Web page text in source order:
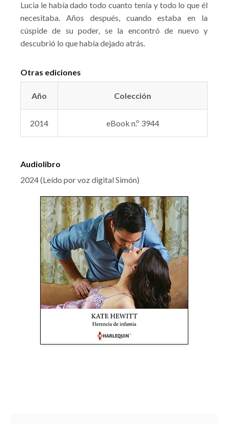
Lucia le había dado todo cuanto tenía y todo lo que él
necesitaba. Años después, cuando estaba en la
cúspide de su poder, se la encontró de nuevo y
descubrió lo que había dejado atrás.
Otras ediciones
Año Colección
2014 eBook n.º 3944
Audiolibro
2024 (Leído por voz digital Simón)